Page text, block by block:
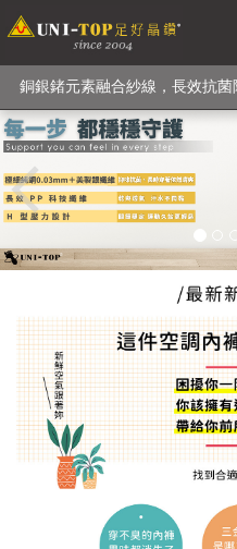
級高性能纖維素材
銅銀鍺元素融合紗線，長效抗
【快來點我】H型銅銀纖維長
【快來點我】三金家
Previous